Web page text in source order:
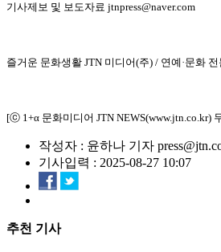
기사제보 및 보도자료 jtnpress@naver.com
즐거운 문화생활 JTN 미디어(주) / 연예·문화
[ⓒ 1+α 문화미디어 JTN NEWS(www.jtn.co.kr)
작성자 : 윤하나 기자
기사입력 : 2025-08-27 10:07
추천 기사